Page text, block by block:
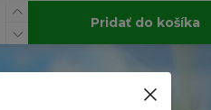
Pridať do košíka
/ dostupnosť